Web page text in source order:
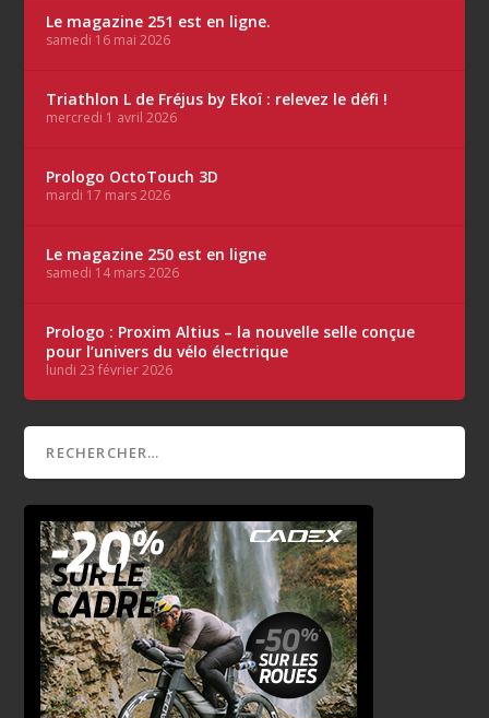
Le magazine 251 est en ligne.
samedi 16 mai 2026
Triathlon L de Fréjus by Ekoï : relevez le défi !
mercredi 1 avril 2026
Prologo OctoTouch 3D
mardi 17 mars 2026
Le magazine 250 est en ligne
samedi 14 mars 2026
Prologo : Proxim Altius – la nouvelle selle conçue
pour l’univers du vélo électrique
lundi 23 février 2026